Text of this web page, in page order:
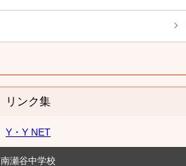
リンク集
Y・Y NET
南瀬谷中学校